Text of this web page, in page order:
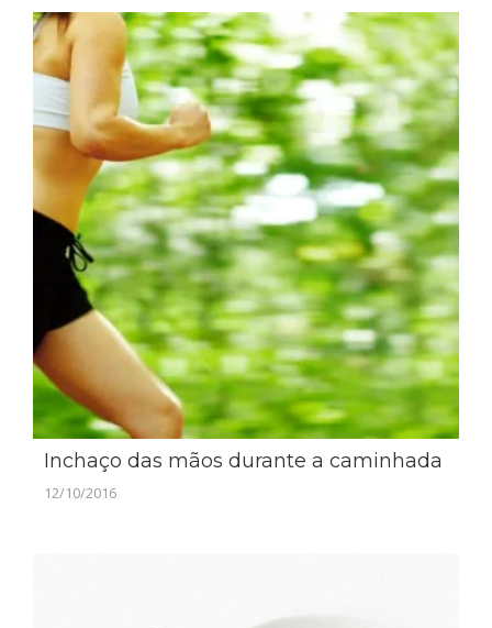
Inchaço das mãos durante a caminhada
12/10/2016